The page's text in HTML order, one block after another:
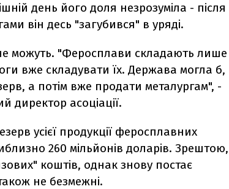
день його доля незрозуміла - після
він десь "загубився" в уряді.
можуть. "Феросплави складають лише
вже складувати їх. Держава могла б,
а потім вже продати металургам", -
директор асоціації.
усієї продукції феросплавних
260 мільйонів доларів. Зрештою,
коштів, однак знову постає
не безмежні.